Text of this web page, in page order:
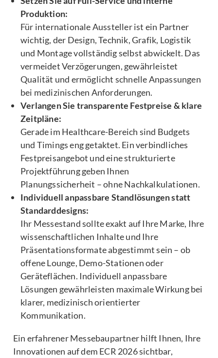
Produktion:
Für internationale Aussteller ist ein Partner
wichtig, der Design, Technik, Grafik, Logistik
und Montage vollständig selbst abwickelt. Das
vermeidet Verzögerungen, gewährleistet
Qualität und ermöglicht schnelle Anpassungen
bei medizinischen Anforderungen.
Verlangen Sie transparente Festpreise & klare
Zeitpläne:
Gerade im Healthcare-Bereich sind Budgets
und Timings eng getaktet. Ein verbindliches
Festpreisangebot und eine strukturierte
Projektführung geben Ihnen
Planungssicherheit – ohne Nachkalkulationen.
Individuell anpassbare Standlösungen statt
Standarddesigns:
Ihr Messestand sollte exakt auf Ihre Marke, Ihre
wissenschaftlichen Inhalte und Ihre
Präsentationsformate abgestimmt sein – ob
offene Lounge, Demo-Stationen oder
Geräteflächen. Individuell anpassbare
Lösungen gewährleisten maximale Wirkung bei
klarer, medizinisch orientierter
Kommunikation.
Ein erfahrener Messebaupartner hilft Ihnen, Ihre
Innovationen auf dem ECR 2026 sichtbar,